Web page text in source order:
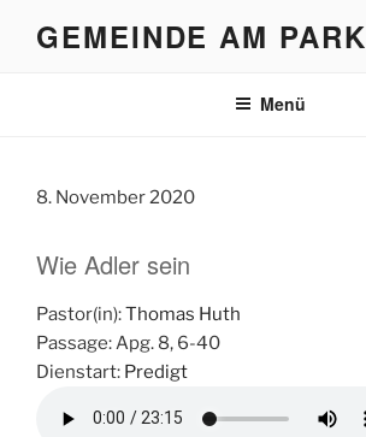
InhaltGEMEINDE AM PARK
Menü
8. November 2020
Wie Adler sein
Pastor(in):Thomas Huth
Passage: Apg. 8, 6-40
Dienstart: Predigt